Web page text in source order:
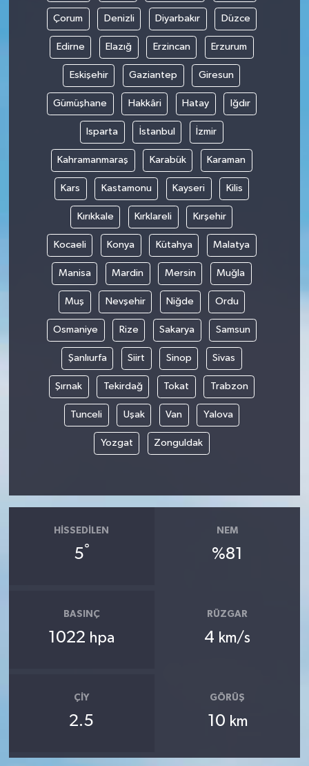
Çorum Denizli Diyarbakır Düzce
Edirne Elazığ Erzincan Erzurum
Eskişehir Gaziantep Giresun
Gümüşhane Hakkâri Hatay Iğdır
Isparta İstanbul İzmir
Kahramanmaraş Karabük Karaman
Kars Kastamonu Kayseri Kilis
Kırıkkale Kırklareli Kırşehir
Kocaeli Konya Kütahya Malatya
Manisa Mardin Mersin Muğla
Muş Nevşehir Niğde Ordu
Osmaniye Rize Sakarya Samsun
Şanlıurfa Siirt Sinop Sivas
Şırnak Tekirdağ Tokat Trabzon
Tunceli Uşak Van Yalova
Yozgat Zonguldak
HISSEDILEN
5°
NEM
%81
BASINÇ
1022 hpa
RÜZGAR
4 km/s
ÇIY
2.5
GÖRÜŞ
10 km